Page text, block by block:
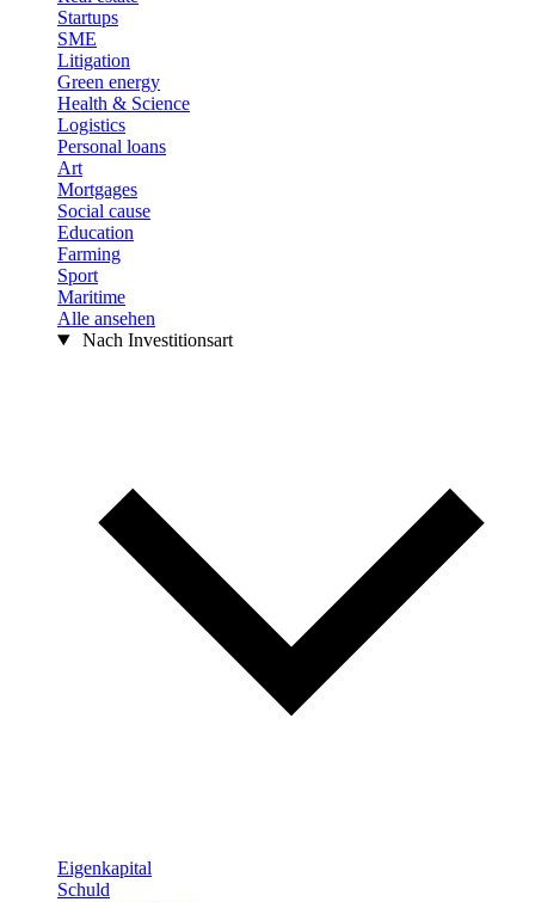
Startups
SME
Litigation
Green energy
Health & Science
Logistics
Personal loans
Art
Mortgages
Social cause
Education
Farming
Sport
Maritime
Alle ansehen
Nach Investitionsart
Eigenkapital
Schuld